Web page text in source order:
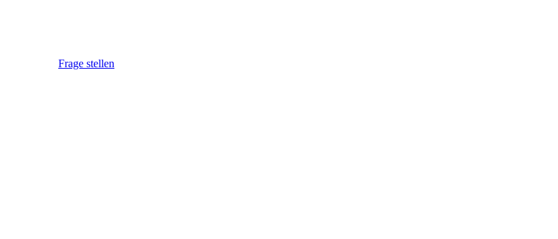
Frage stellen